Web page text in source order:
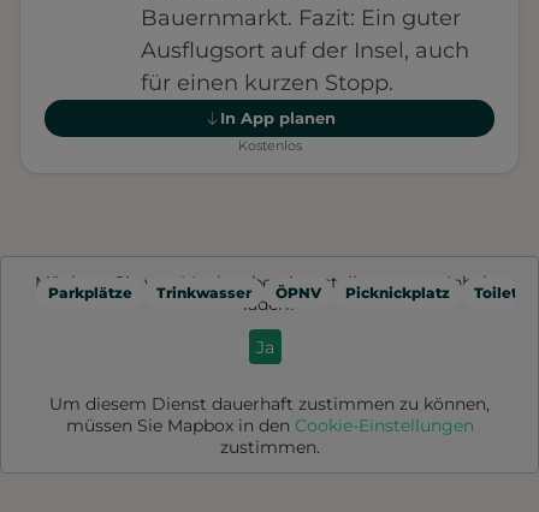
Bauernmarkt. Fazit: Ein guter
Ausflugsort auf der Insel, auch
für einen kurzen Stopp.
In App planen
Kostenlos
Parkplätze Trinkwasser ÖPNV Picknickplatz
Möchten Sie von Mapbox
bereitgestellte externe Inhalte
laden?
Ja
Um diesem Dienst dauerhaft zustimmen zu können,
müssen Sie Mapboxin den Cookie-Einstellungen
zustimmen.